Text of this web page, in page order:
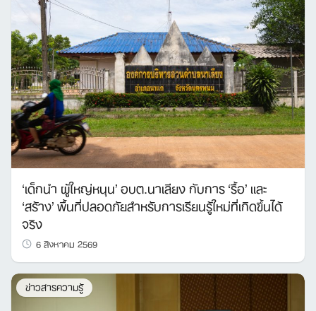
‘เด็กนำ ผู้ใหญ่หนุน’ อบต.นาเลียง กับการ ‘รื้อ’ และ
‘สร้าง’ พื้นที่ปลอดภัยสำหรับการเรียนรู้ใหม่ที่เกิดขึ้นได้
จริง
6 สิงหาคม 2569
ข่าวสารความรู้